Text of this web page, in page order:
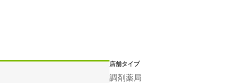
店舗タイプ
調剤薬局